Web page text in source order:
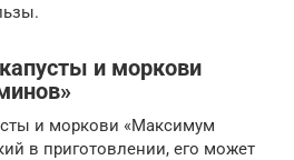
и моркови
и моркови «Максимум
в приготовлении, его может